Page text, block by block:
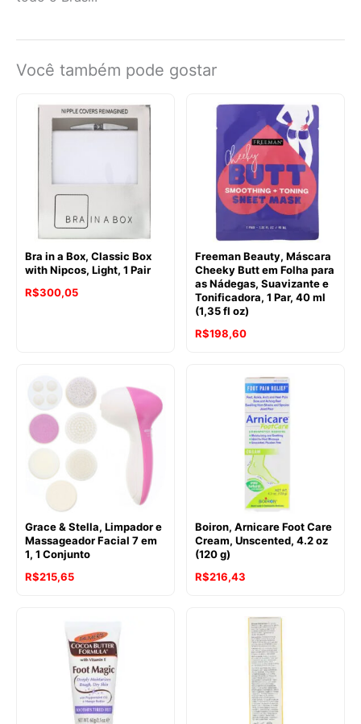
Você também pode gostar
Bra in a Box, Classic Box
with Nipcos, Light, 1 Pair
R$300,05
Freeman Beauty, Máscara
Cheeky Butt em Folha para
as Nádegas, Suavizante e
Tonificadora, 1 Par, 40 ml
(1,35 fl oz)
R$198,60
Grace & Stella, Limpador e
Massageador Facial 7 em
1, 1 Conjunto
R$215,65
Boiron, Arnicare Foot Care
Cream, Unscented, 4.2 oz
(120 g)
R$216,43